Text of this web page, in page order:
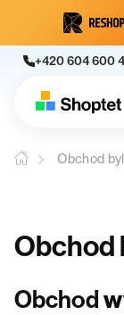
+420 604 600
Obchod
Obchod
Obchod